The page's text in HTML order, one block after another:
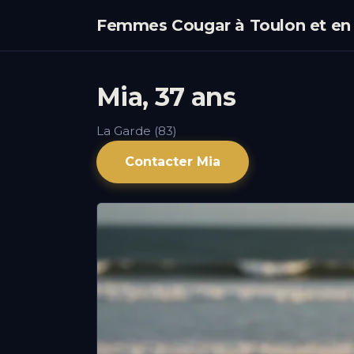
Femmes Cougar à Toulon et
Mia, 37 ans
La Garde (83)
Contacter Mia